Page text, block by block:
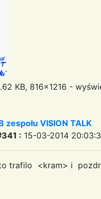
KB, 816x1216 -
zespołu VISION TALK
: 15-03-2014
trafilo <kram> i